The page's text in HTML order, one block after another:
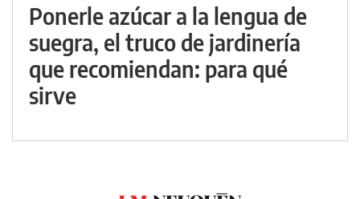
Ponerle azúcar a la lengua de
suegra, el truco de jardinería
que recomiendan: para qué
sirve